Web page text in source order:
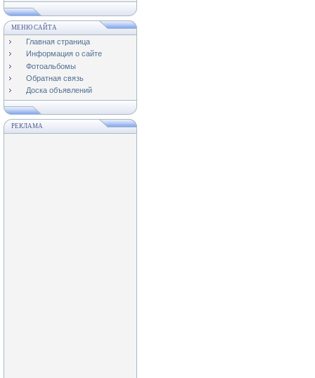
МЕНЮ САЙТА
Главная страница
Информация о сайте
Фотоальбомы
Обратная связь
Доска объявлений
РЕКЛАМА